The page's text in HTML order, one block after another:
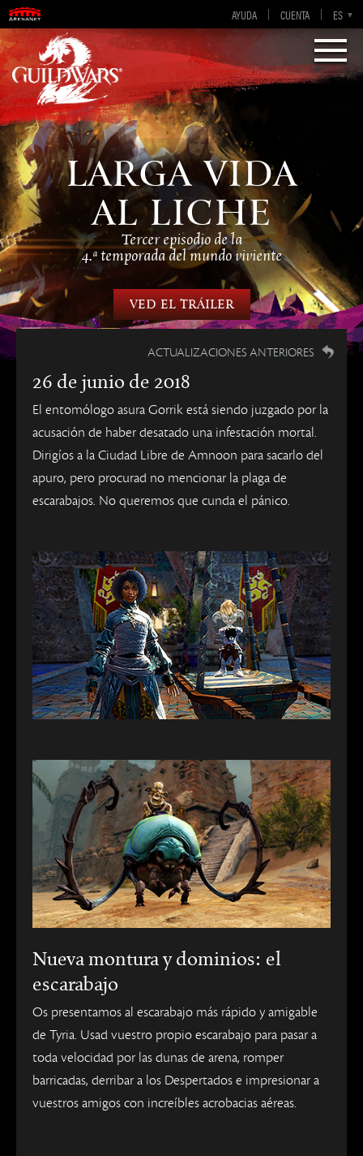
AYUDA CUENTA ES
EN
DE
FR
EN-GB
Visions of Eternity
Guild Wars 2
LARGA VIDA
AL LICHE
Tercer episodio de la
4.ª temporada del mundo viviente
Ved el tráiler
ACTUALIZACIONES ANTERIORES
26 de junio de 2018
El entomólogo asura Gorrik está siendo juzgado por la
acusación de haber desatado una infestación mortal.
Dirigíos a la Ciudad Libre de Amnoon para sacarlo del
apuro, pero procurad no mencionar la plaga de
escarabajos. No queremos que cunda el pánico.
Nueva montura y dominios: el
escarabajo
Os presentamos al escarabajo más rápido y amigable
de Tyria. Usad vuestro propio escarabajo para pasar a
toda velocidad por las dunas de arena, romper
barricadas, derribar a los Despertados e impresionar a
vuestros amigos con increíbles acrobacias aéreas.